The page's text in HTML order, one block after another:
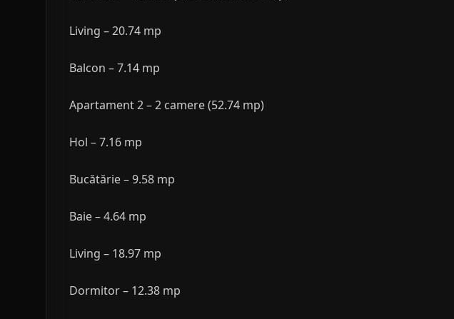
Living – 20.74 mp
Balcon – 7.14 mp
Apartament 2 – 2 camere (52.74 mp)
Hol – 7.16 mp
Bucătărie – 9.58 mp
Baie – 4.64 mp
Living – 18.97 mp
Dormitor – 12.38 mp